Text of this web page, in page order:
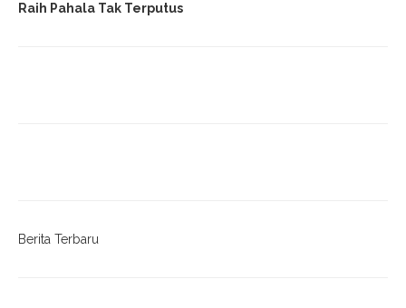
Raih Pahala Tak Terputus
Berita Terbaru